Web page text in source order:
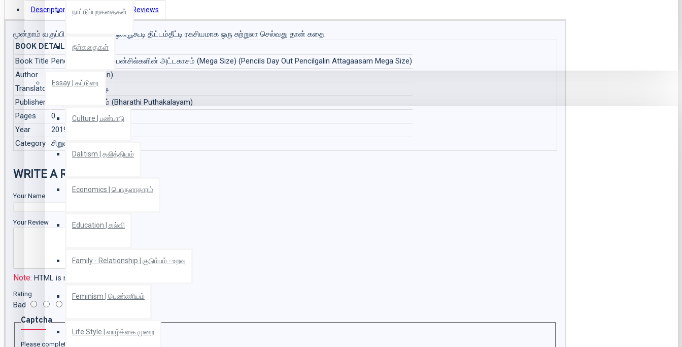
நாட்டுப்புறகதைகள்
நீள்கதைகள்
Essay | கட்டுரை
Culture | பண்பாடு
Dalitism | தலித்தியம்
Economics | பொருளாதாரம்
Education | கல்வி
Family - Relationship | குடும்பம் - உறவு
Feminism | பெண்ணியம்
Life Style | வாழ்க்கை முறை
Description Book Details Reviews
மூன்றாம் வகுப்பின் பென்சில்கள் ஒன்றுகூடி திட்டம்தீட்டி ரகசியமாக ஒரு சுற்றுலா செல்வது தான் கதை.
BOOK DETAILS
Book Title Pencil's Day Out - பென்சில்களின் அட்டகாசம் (Mega Size) (Pencils Day Out Pencilgalin Attagaasam Mega Size)
Author
விழியன் (Vizhiyan)
Translator
அனுரேஷ் புதுக்குடி
Publisher
பாரதி புத்தகாலயம் (Bharathi Puthakalayam)
Pages
0
Year
2019
Category
சிறுவர் கதை
WRITE A REVIEW
Your Name
Your Review
Note: HTML is not translated!
Rating
Bad
Captcha
Please complete the captcha validation below